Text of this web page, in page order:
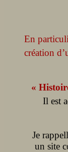
En
création
«
Il est
Je
un site